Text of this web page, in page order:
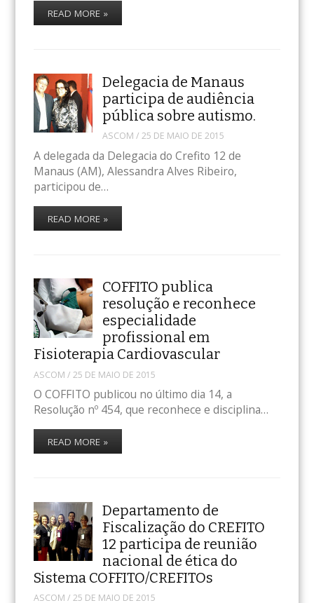
READ MORE »
Delegacia de Manaus
participa de audiência
pública sobre autismo.
ASCOM /25 DE MAIO DE 2015
A delegada da Delegacia do Crefito 12 de
Manaus (AM), Alessandra Alves Ribeiro,
participou de…
READ MORE »
COFFITO publica
resolução e reconhece
especialidade
profissional em
Fisioterapia Cardiovascular
ASCOM / 25 DE MAIO DE 2015
O COFFITO publicou no último dia 14, a
Resolução nº 454, que reconhece e disciplina…
READ MORE »
Departamento de
Fiscalização do CREFITO
12 participa de reunião
nacional de ética do
Sistema COFFITO/CREFITOs
ASCOM / 25 DE MAIO DE 2015